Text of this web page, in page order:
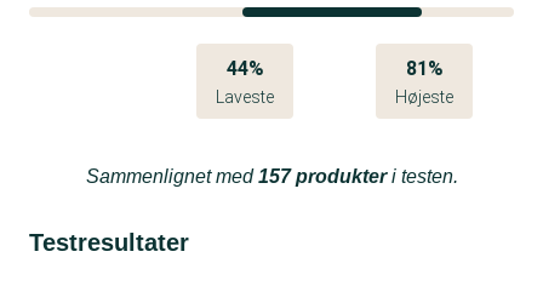
44%
Laveste
81%
Højeste
Sammenlignet med157 produkteri testen.
Testresultater